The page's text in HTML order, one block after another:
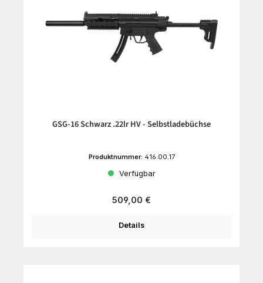
GSG-16 Schwarz .22lr HV - Selbstladebüchse
Produktnummer: 416.00.17
Verfügbar
Regulärer Preis:
509,00 €
Details